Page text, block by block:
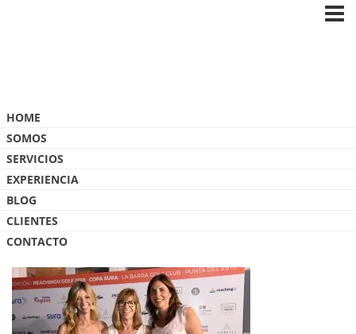
HOME
SOMOS
SERVICIOS
EXPERIENCIA
BLOG
CLIENTES
CONTACTO
_ODP7468
20 ENERO, 2018